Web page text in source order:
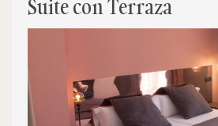
Suite con Terraza